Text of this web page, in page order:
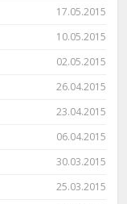
17.05.2015
10.05.2015
02.05.2015
26.04.2015
23.04.2015
06.04.2015
30.03.2015
25.03.2015